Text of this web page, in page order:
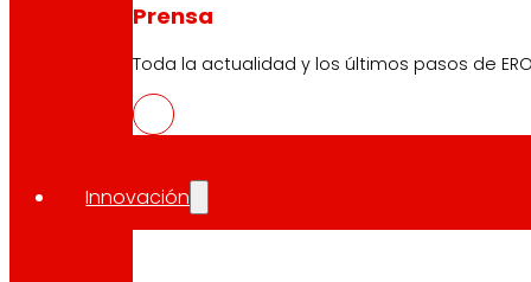
Prensa
Toda la actualidad y los últimos pasos de
Innovación
Premios y reconocimientos